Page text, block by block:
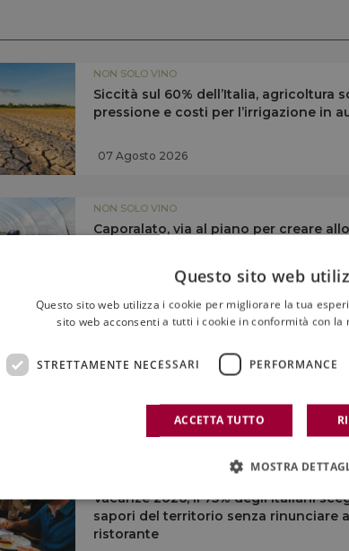
NON SOLO VINO
Siccità sul 60% dell’Italia, agricoltura
pressione e costi per l’irrigazione in
07 Agosto 2026
NON SOLO VINO
Caporalato, via al piano per creare
05 Agosto 2026
Caldo record e fuga dalle città:
agriturismi ed esperienze nel territorio
01 Agosto 2026
Vacanze 2026, il 75% degli italiani
sapori del territorio senza rinunciare
ristorante
Questo sito web
Questo sito web utilizza i cookie per migliorare la tua
sito web acconsenti a tutti i cookie in conformità con la
STRETTAMENTE NECESSARI PERFORMANCE
ACCETTA TUTTO
MOSTRA